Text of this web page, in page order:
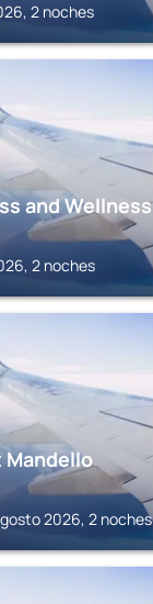
2 noches
and Wellness
2 noches
Mandello
2026, 2 noches